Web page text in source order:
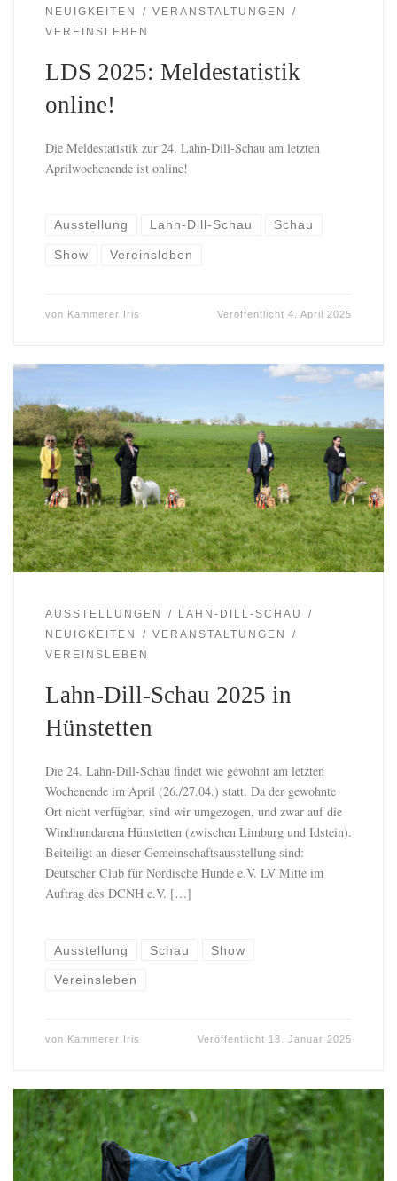
NEUIGKEITEN
VERANSTALTUNGEN
VEREINSLEBEN
LDS 2025: Meldestatistik
online!
Die Meldestatistik zur 24. Lahn-Dill-Schau am letzten
Aprilwochenende ist online!
Ausstellung Lahn-Dill-Schau Schau
Show Vereinsleben
von Kammerer Iris Veröffentlicht4. April 2025
AUSSTELLUNGEN
LAHN-DILL-SCHAU
NEUIGKEITEN
VERANSTALTUNGEN
VEREINSLEBEN
Lahn-Dill-Schau 2025 in
Hünstetten
Die 24. Lahn-Dill-Schau findet wie gewohnt am letzten
Wochenende im April (26./27.04.) statt. Da der gewohnte
Ort nicht verfügbar, sind wir umgezogen, und zwar auf die
Windhundarena Hünstetten (zwischen Limburg und Idstein).
Beiteiligt an dieser Gemeinschaftsausstellung sind:
Deutscher Club für Nordische Hunde e.V. LV Mitte im
Auftrag des DCNH e.V. […]
Ausstellung Schau Show
Vereinsleben
von Kammerer Iris Veröffentlicht 13. Januar 2025